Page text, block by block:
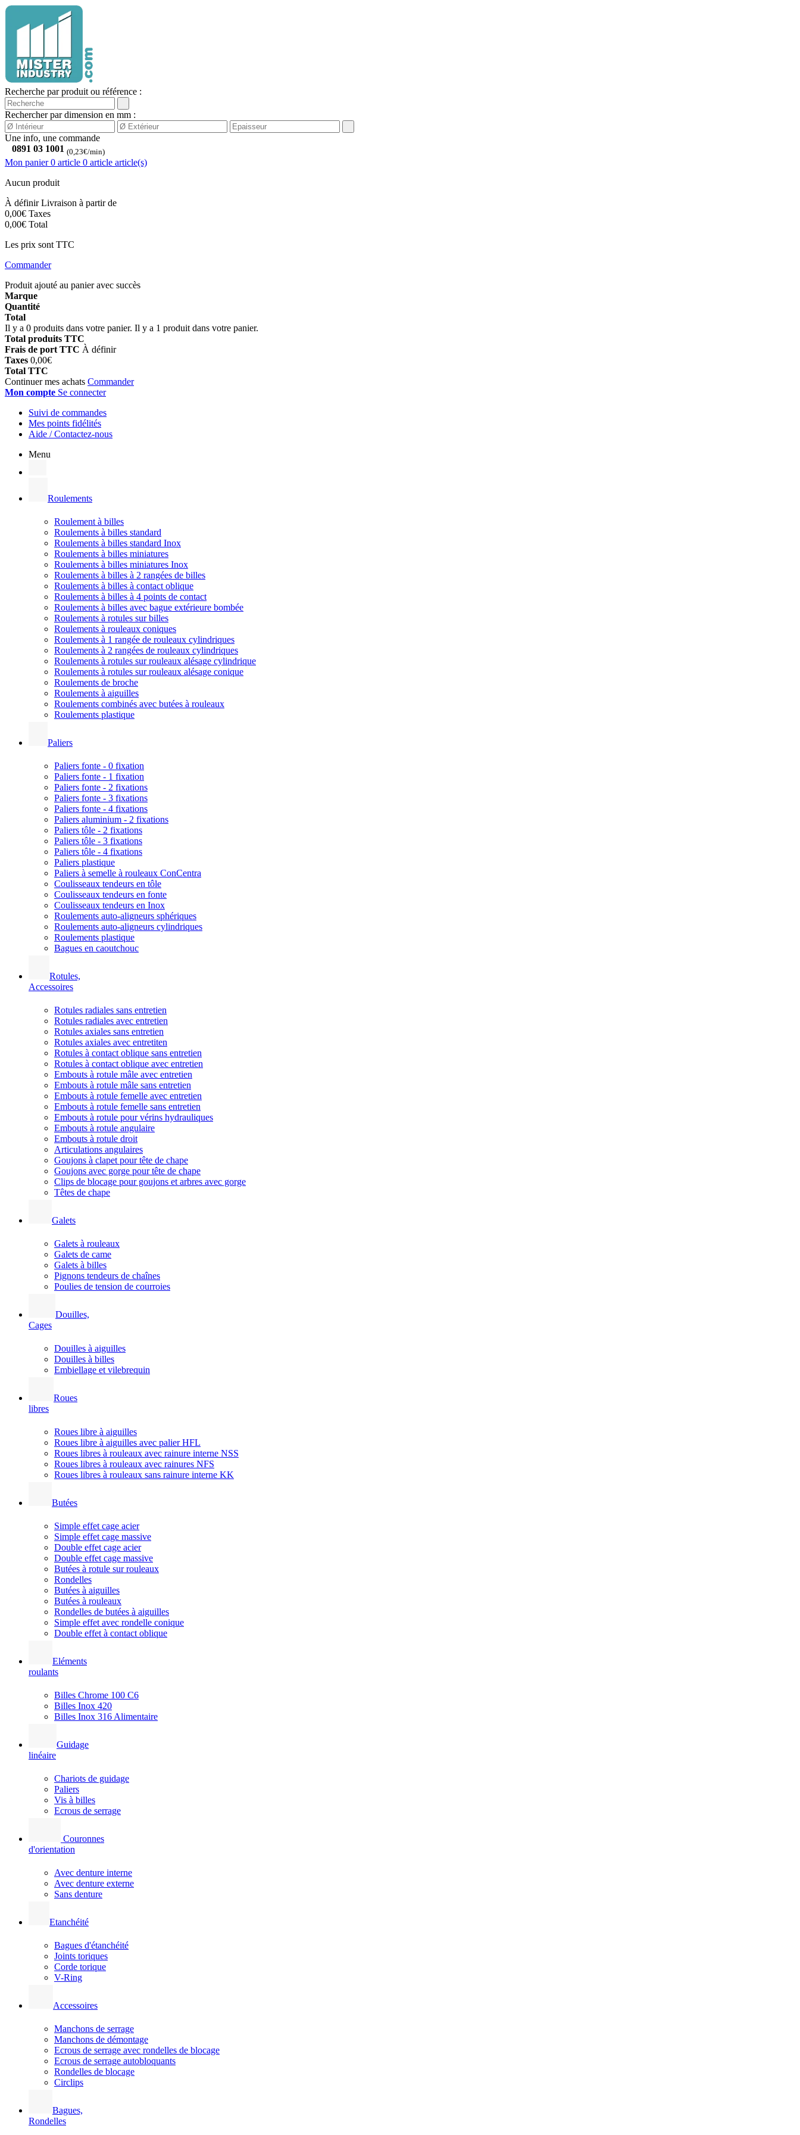
Recherche par produit ou référence :
Rechercher par dimension en mm :
Une info, une commande
0891 03 1001 (0,23€/min)
Mon panier 0 article 0 article article(s)
Aucun produit
À définirLivraison à partir de
0,00€ Taxes
0,00€ Total
Les prix sont TTC
Commander
Produit ajouté au panier avec succès
Marque
Quantité
Total
Il y a 0 produits dans votre panier. Il y a 1 produit dans votre panier.
Total produits TTC
Frais de port TTC À définir
Taxes 0,00€
Total TTC
Continuer mes achats Commander
Mon compte Se connecter
Suivi de commandes
Mes points fidélités
Aide / Contactez-nous
Menu
Roulements
Roulement à billes
Roulements à billes standard
Roulements à billes standard Inox
Roulements à billes miniatures
Roulements à billes miniatures Inox
Roulements à billes à 2 rangées de billes
Roulements à billes à contact oblique
Roulements à billes à 4 points de contact
Roulements à billes avec bague extérieure bombée
Roulements à rotules sur billes
Roulements à rouleaux coniques
Roulements à 1 rangée de rouleaux cylindriques
Roulements à 2 rangées de rouleaux cylindriques
Roulements à rotules sur rouleaux alésage cylindrique
Roulements à rotules sur rouleaux alésage conique
Roulements de broche
Roulements à aiguilles
Roulements combinés avec butées à rouleaux
Roulements plastique
Paliers
Paliers fonte - 0 fixation
Paliers fonte - 1 fixation
Paliers fonte - 2 fixations
Paliers fonte - 3 fixations
Paliers fonte - 4 fixations
Paliers aluminium - 2 fixations
Paliers tôle - 2 fixations
Paliers tôle - 3 fixations
Paliers tôle - 4 fixations
Paliers plastique
Paliers à semelle à rouleaux ConCentra
Coulisseaux tendeurs en tôle
Coulisseaux tendeurs en fonte
Coulisseaux tendeurs en Inox
Roulements auto-aligneurs sphériques
Roulements auto-aligneurs cylindriques
Roulements plastique
Bagues en caoutchouc
Rotules,
Accessoires
Rotules radiales sans entretien
Rotules radiales avec entretien
Rotules axiales sans entretien
Rotules axiales avec entretiten
Rotules à contact oblique sans entretien
Rotules à contact oblique avec entretien
Embouts à rotule mâle avec entretien
Embouts à rotule mâle sans entretien
Embouts à rotule femelle avec entretien
Embouts à rotule femelle sans entretien
Embouts à rotule pour vérins hydrauliques
Embouts à rotule angulaire
Embouts à rotule droit
Articulations angulaires
Goujons à clapet pour tête de chape
Goujons avec gorge pour tête de chape
Clips de blocage pour goujons et arbres avec gorge
Têtes de chape
Galets
Galets à rouleaux
Galets de came
Galets à billes
Pignons tendeurs de chaînes
Poulies de tension de courroies
Douilles,
Cages
Douilles à aiguilles
Douilles à billes
Embiellage et vilebrequin
Roues
libres
Roues libre à aiguilles
Roues libre à aiguilles avec palier HFL
Roues libres à rouleaux avec rainure interne NSS
Roues libres à rouleaux avec rainures NFS
Roues libres à rouleaux sans rainure interne KK
Butées
Simple effet cage acier
Simple effet cage massive
Double effet cage acier
Double effet cage massive
Butées à rotule sur rouleaux
Rondelles
Butées à aiguilles
Butées à rouleaux
Rondelles de butées à aiguilles
Simple effet avec rondelle conique
Double effet à contact oblique
Eléments
roulants
Billes Chrome 100 C6
Billes Inox 420
Billes Inox 316 Alimentaire
Guidage
linéaire
Chariots de guidage
Paliers
Vis à billes
Ecrous de serrage
Couronnes
d'orientation
Avec denture interne
Avec denture externe
Sans denture
Etanchéité
Bagues d'étanchéité
Joints toriques
Corde torique
V-Ring
Accessoires
Manchons de serrage
Manchons de démontage
Ecrous de serrage avec rondelles de blocage
Ecrous de serrage autobloquants
Rondelles de blocage
Circlips
Bagues,
Rondelles